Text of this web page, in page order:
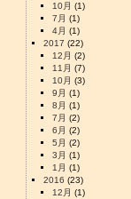
10月 (1)
7月 (1)
4月 (1)
2017 (22)
12月 (2)
11月 (7)
10月 (3)
9月 (1)
8月 (1)
7月 (2)
6月 (2)
5月 (2)
3月 (1)
1月 (1)
2016 (23)
12月 (1)